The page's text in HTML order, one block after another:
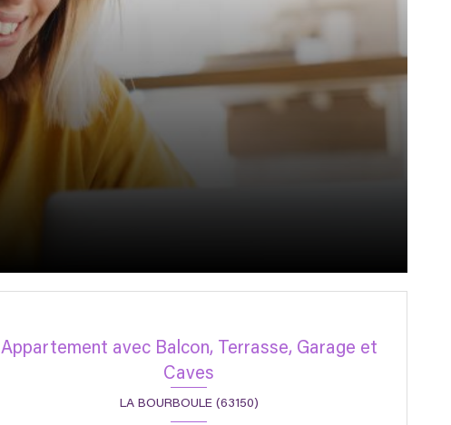
Appartement avec Balcon, Terrasse, Garage et
Caves
LA BOURBOULE (63150)